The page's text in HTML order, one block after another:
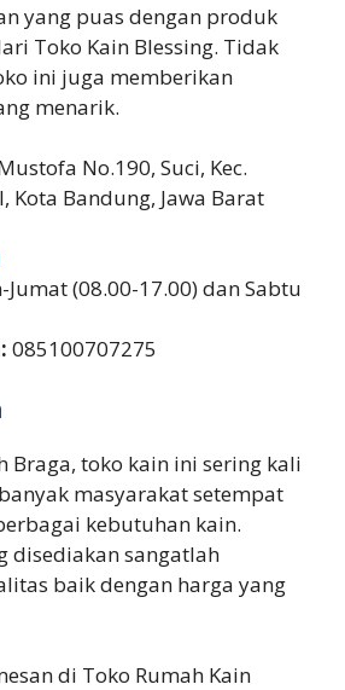
yang puas dengan produk
Toko Kain Blessing. Tidak
ini juga memberikan
menarik.
No.190, Suci, Kec.
Kota Bandung, Jawa Barat
Jumat (08.00-17.00) dan Sabtu
085100707275
Braga, toko kain ini sering kali
masyarakat setempat
kebutuhan kain.
disediakan sangatlah
baik dengan harga yang
di Toko Rumah Kain